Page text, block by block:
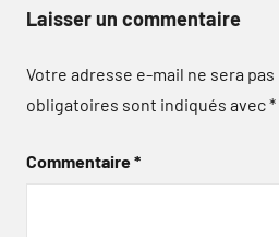
Laisser un commentaire
Votre adresse e-mail ne sera pas
obligatoires sont indiqués avec*
Commentaire*